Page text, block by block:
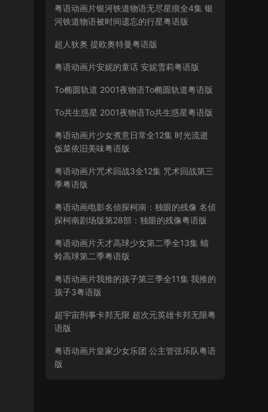
粤语动画片银河铁道物语无尽星痕全4集 银
河铁道物语被时间遗忘的行星粤语版
超人狄奥 提欧奥特曼粤语版
粤语动画片安妮的童话 安妮雪莉粤语版
To椭圆轨道 2001夜物语To椭圆轨道粤语版
To共生惑星 2001夜物语To共生惑星粤语版
粤语动画片少女煮意日常全12集 时光流逝
饭菜依旧美味粤语版
粤语动画片咒术回战3全12集 咒术回战第三
季粤语版
粤语动画电影名侦探柯南：独眼的残像 名侦
探柯南剧场版第28部：独眼的残像粤语版
粤语动画片天才高球少女第二季全13集 蜻
蛉高球第二季粤语版
粤语动画片我推的孩子第三季全11集 我推的
孩子3粤语版
超宇宙刑事卡邦无限 超次元英雄卡邦无限粤
语版
粤语动画片皇家少女乐团 公主管弦乐队粤语
版